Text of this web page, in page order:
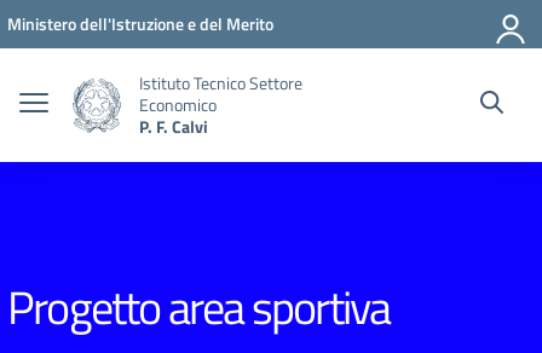
Vai ai contenuti
Vai al menu di navigazione
Vai al footer
Ministero dell'Istruzione e del Merito
Istituto Tecnico Settore
Economico
P. F. Calvi
Progetto area sportiva